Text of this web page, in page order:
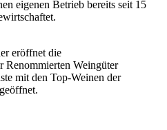
eigenen Betrieb bereits seit 15
eröffnet die
Renommierten Weingüter
mit den Top-Weinen der